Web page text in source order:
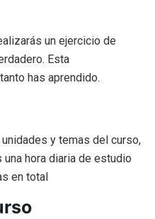
un ejercicio de
Esta
has aprendido.
y temas del curso,
hora diaria de estudio
en total